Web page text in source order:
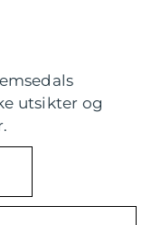
utsikter og